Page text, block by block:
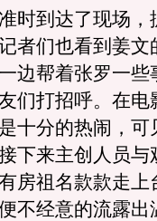
到达了现场，
者们也看到姜文
边帮着张罗一些
们打招呼。在电
十分的热闹，可
下来主创人员
房祖名款款走上
不经意的流露出